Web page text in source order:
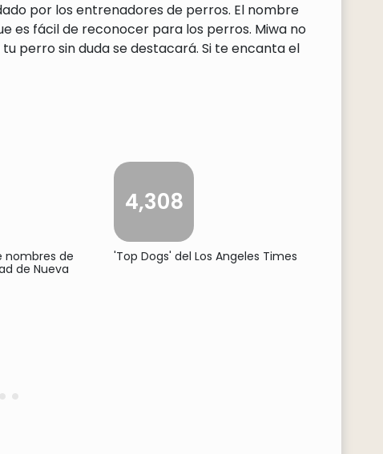
por los entrenadores de perros. El nombre
es fácil de reconocer para los perros. Miwa no
perro sin duda se destacará. Si te encanta el
nombres de
de Nueva
4,308
'Top Dogs' del Los Angeles Times